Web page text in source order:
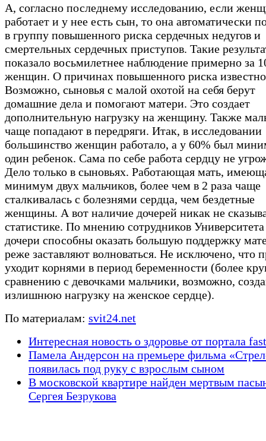
А, согласно последнему исследованию, если
работает и у нее есть сын, то она автоматически
в группу повышенного риска сердечных недугов и
смертельных сердечных приступов. Такие
показало восьмилетнее наблюдение примерно за
женщин. О причинах повышенного риска
Возможно, сыновья с малой охотой на себя берут
домашние дела и помогают матери. Это создает
дополнительную нагрузку на женщину. Также
чаще попадают в передряги. Итак, в исследовании
большинство женщин работало, а у 60% был
один ребенок. Сама по себе работа сердцу не
Дело только в сыновьях. Работающая мать,
минимум двух мальчиков, более чем в 2 раза чаще
сталкивалась с болезнями сердца, чем бездетные
женщины. А вот наличие дочерей никак не
статистике. По мнению сотрудников
дочери способны оказать большую поддержку
реже заставляют волноваться. Не исключено, что
уходит корнями в период беременности (более
сравнению с девочками мальчики, возможно,
излишнюю нагрузку на женское сердце).
По материалам: svit24.net
Интересная новость о здоровье от портала
Памела Андерсон на премьере фильма
появилась под руку с взрослым сыном
В московской квартире найден мертвым
Сергея Безрукова